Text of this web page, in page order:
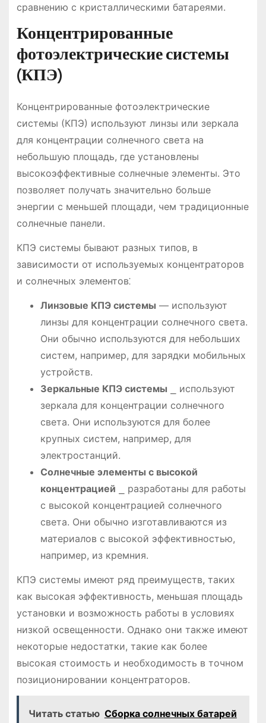
сравнению с кристаллическими батареями.
Концентрированные
фотоэлектрические системы
(КПЭ)
Концентрированные фотоэлектрические
системы (КПЭ) используют линзы или зеркала
для концентрации солнечного света на
небольшую площадь, где установлены
высокоэффективные солнечные элементы. Это
позволяет получать значительно больше
энергии с меньшей площади, чем традиционные
солнечные панели.
КПЭ системы бывают разных типов, в
зависимости от используемых концентраторов
и солнечных элементов⁚
Линзовые КПЭ системы — используют
линзы для концентрации солнечного света.
Они обычно используются для небольших
систем, например, для зарядки мобильных
устройств.
Зеркальные КПЭ системы ⎯ используют
зеркала для концентрации солнечного
света. Они используются для более
крупных систем, например, для
электростанций.
Солнечные элементы с высокой
концентрацией ⎯ разработаны для работы
с высокой концентрацией солнечного
света. Они обычно изготавливаются из
материалов с высокой эффективностью,
например, из кремния.
КПЭ системы имеют ряд преимуществ, таких
как высокая эффективность, меньшая площадь
установки и возможность работы в условиях
низкой освещенности. Однако они также имеют
некоторые недостатки, такие как более
высокая стоимость и необходимость в точном
позиционировании концентраторов.
Читать статью Сборка солнечных батарей